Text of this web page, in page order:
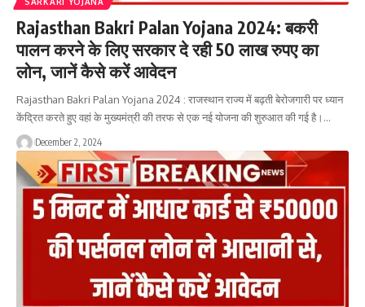
Rajasthan Bakri Palan Yojana 2024: बकरी
पालन करने के लिए सरकार दे रही 50 लाख रुपए का
लोन, जानें कैसे करें आवेदन
Rajasthan Bakri Palan Yojana 2024 : राजस्थान राज्य में बढ़ती बेरोजगारी पर ध्यान
केंद्रित करते हुए वहां के मुख्यमंत्री की तरफ से एक नई योजना की शुरुआत की गई है।…
December 2, 2024